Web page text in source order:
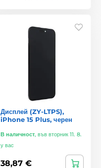
Дисплей (ZY-LTPS),
iPhone 15 Plus, черен
В наличност, във вторник 11. 8.
у вас
38,87 €